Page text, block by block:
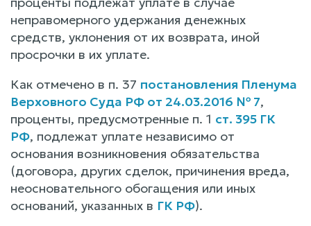
неправомерного удержания денежных
средств, уклонения от их возврата, иной
просрочки в их уплате.
Как отмечено в п. 37 постановления Пленума
Верховного Суда РФ от 24.03.2016 № 7,
проценты, предусмотренные п. 1 ст. 395 ГК
РФ, подлежат уплате независимо от
основания возникновения обязательства
(договора, других сделок, причинения вреда,
неосновательного обогащения или иных
оснований, указанных в ГК РФ).